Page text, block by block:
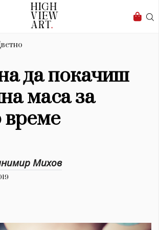
да покачиш
маса за
време
Михов